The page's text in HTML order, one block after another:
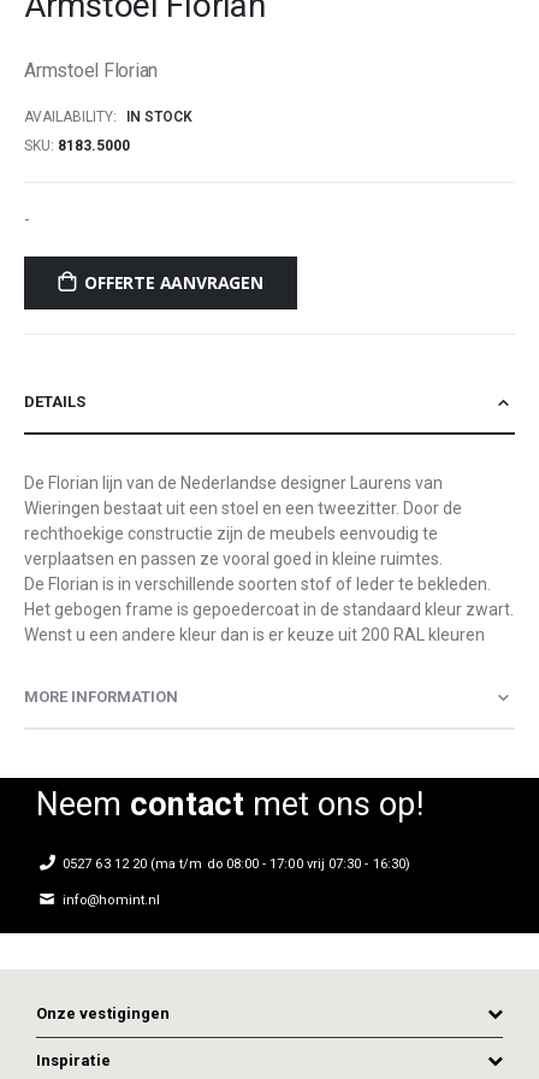
the
gallery
Armstoel Florian
AVAILABILITY:
IN STOCK
SKU 8183.5000
-
OFFERTE AANVRAGEN
DETAILS
De Florian lijn van de Nederlandse designer Laurens van
Wieringen bestaat uit een stoel en een tweezitter. Door de
rechthoekige constructie zijn de meubels eenvoudig te
verplaatsen en passen ze vooral goed in kleine ruimtes.
De Florian is in verschillende soorten stof of leder te bekleden.
Het gebogen frame is gepoedercoat in de standaard kleur zwart.
Wenst u een andere kleur dan is er keuze uit 200 RAL kleuren
MORE INFORMATION
Neem contactmet ons op!
0527 63 12 20 (ma t/m do 08:00 - 17:00 vrij 07:30 - 16:30)
info@homint.nl
Onze vestigingen
Inspiratie